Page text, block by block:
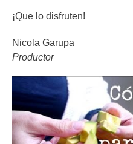
¡Que lo disfruten!
Nicola Garupa
Productor